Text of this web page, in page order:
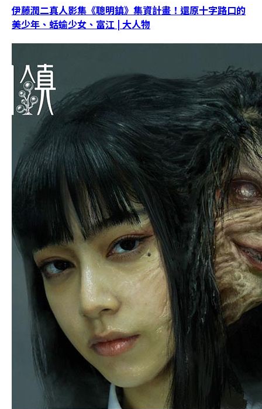
伊藤潤二真人影集《聰明鎮》集資計畫！還原十字路口的
美少年、蛞蝓少女、富江 | 大人物